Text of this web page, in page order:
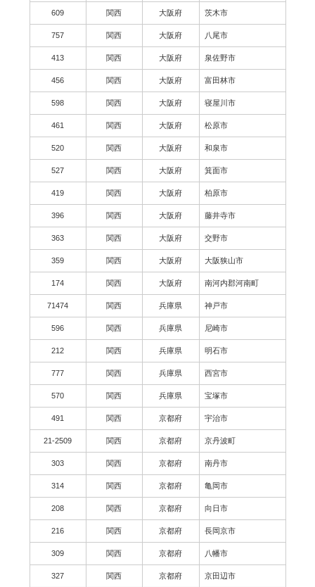
609 関西 大阪府 茨木市
757 関西 大阪府 八尾市
413 関西 大阪府 泉佐野市
456 関西 大阪府 富田林市
598 関西 大阪府 寝屋川市
461 関西 大阪府 松原市
520 関西 大阪府 和泉市
527 関西 大阪府 箕面市
419 関西 大阪府 柏原市
396 関西 大阪府 藤井寺市
363 関西 大阪府 交野市
359 関西 大阪府 大阪狭山市
174 関西 大阪府 南河内郡河南町
71474 関西 兵庫県 神戸市
596 関西 兵庫県 尼崎市
212 関西 兵庫県 明石市
777 関西 兵庫県 西宮市
570 関西 兵庫県 宝塚市
491 関西 京都府 宇治市
21-2509 関西 京都府 京丹波町
303 関西 京都府 南丹市
314 関西 京都府 亀岡市
208 関西 京都府 向日市
216 関西 京都府 長岡京市
309 関西 京都府 八幡市
327 関西 京都府 京田辺市